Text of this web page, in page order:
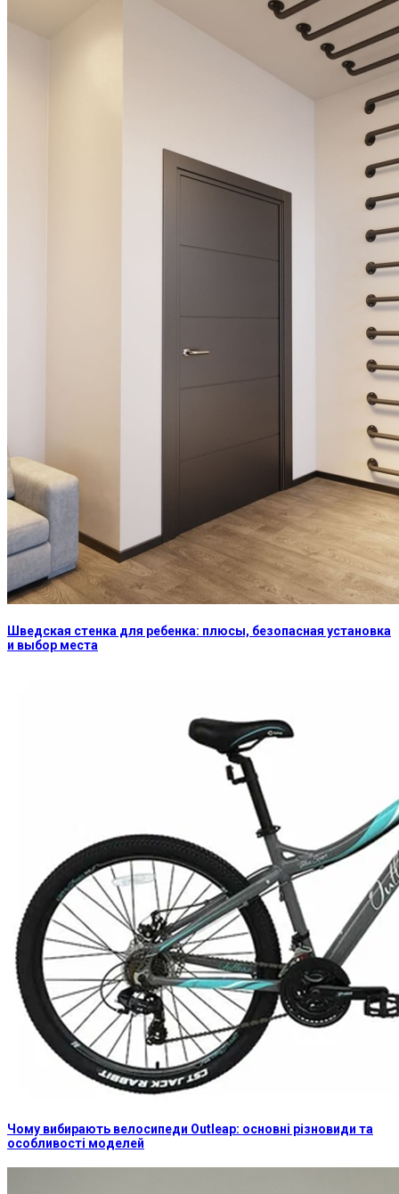
Шведская стенка для ребенка: плюсы, безопасная установка
и выбор места
Чому вибирають велосипеди Outleap: основні різновиди та
особливості моделей